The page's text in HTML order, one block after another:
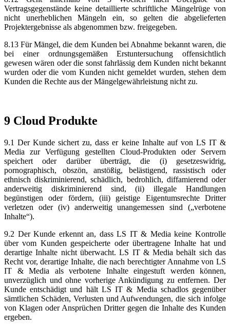
Vertragsgegenstände keine detaillierte schriftliche Mängelrüge von
nicht unerheblichen Mängeln ein, so gelten die abgelieferten
Projektergebnisse als abgenommen bzw. freigegeben.
8.13 Für Mängel, die dem Kunden bei Abnahme bekannt waren, die
bei einer ordnungsgemäßen Erstuntersuchung offensichtlich
gewesen wären oder die sonst fahrlässig dem Kunden nicht bekannt
wurden oder die vom Kunden nicht gemeldet wurden, stehen dem
Kunden die Rechte aus der Mängelgewährleistung nicht zu.
9 Cloud Produkte
9.1 Der Kunde sichert zu, dass er keine Inhalte auf von LS IT &
Media zur Verfügung gestellten Cloud-Produkten oder Servern
speichert oder darüber überträgt, die (i) gesetzeswidrig,
pornographisch, obszön, anstößig, belästigend, rassistisch oder
ethnisch diskriminierend, schädlich, bedrohlich, diffamierend oder
anderweitig diskriminierend sind, (ii) illegale Handlungen
begünstigen oder fördern, (iii) geistige Eigentumsrechte Dritter
verletzen oder (iv) anderweitig unangemessen sind („verbotene
Inhalte“).
9.2 Der Kunde erkennt an, dass LS IT & Media keine Kontrolle
über vom Kunden gespeicherte oder übertragene Inhalte hat und
derartige Inhalte nicht überwacht. LS IT & Media behält sich das
Recht vor, derartige Inhalte, die nach berechtigter Annahme von LS
IT & Media als verbotene Inhalte eingestuft werden können,
unverzüglich und ohne vorherige Ankündigung zu entfernen. Der
Kunde entschädigt und hält LS IT & Media schadlos gegenüber
sämtlichen Schäden, Verlusten und Aufwendungen, die sich infolge
von Klagen oder Ansprüchen Dritter gegen die Inhalte des Kunden
ergeben.